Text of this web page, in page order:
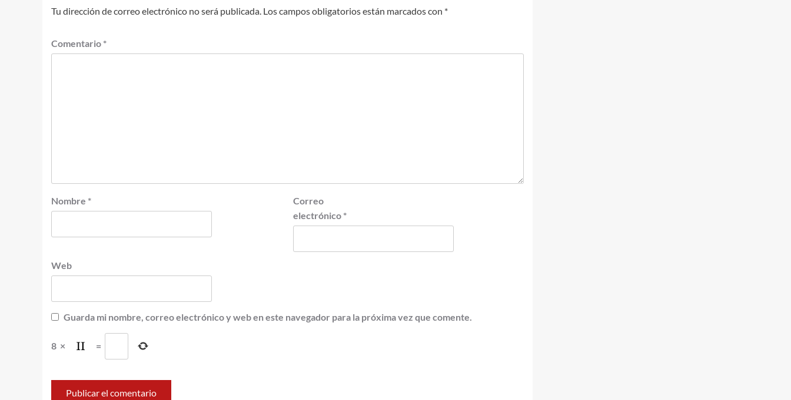
Tu dirección de correo electrónico no será publicada. Los campos obligatorios están marcados con *
Comentario *
Nombre *
Correo
electrónico *
Web
Guarda mi nombre, correo electrónico y web en este navegador para la próxima vez que comente.
8 × =